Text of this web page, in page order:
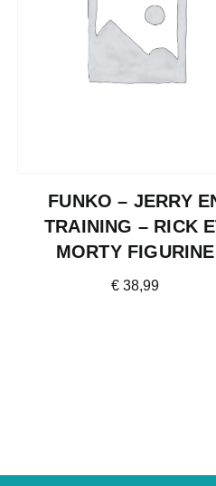
FUNKO – JERRY
TRAINING – RICK
MORTY FIGURINE
€ 38,99